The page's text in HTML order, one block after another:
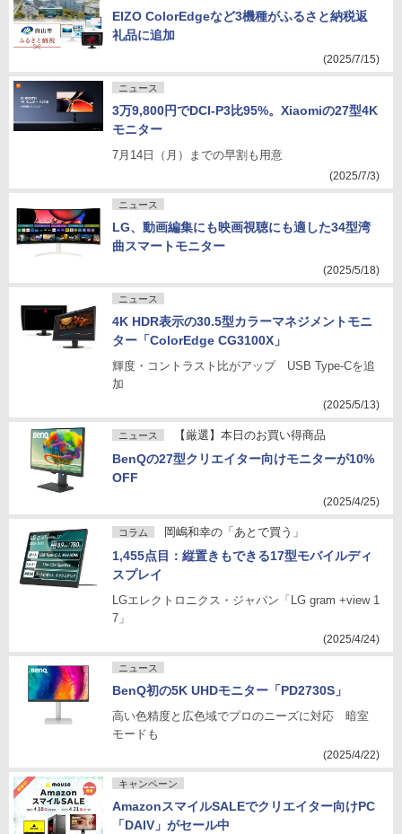
EIZO ColorEdgeなど3機種がふるさと納税返
礼品に追加
(2025/7/15)
ニュース
3万9,800円でDCI-P3比95%。Xiaomiの27型4K
モニター
7月14日（月）までの早割も用意
(2025/7/3)
ニュース
LG、動画編集にも映画視聴にも適した34型湾
曲スマートモニター
(2025/5/18)
ニュース
4K HDR表示の30.5型カラーマネジメントモニ
ター「ColorEdge CG3100X」
輝度・コントラスト比がアップ USB Type-Cを追
加
(2025/5/13)
ニュース 【厳選】本日のお買い得商品
BenQの27型クリエイター向けモニターが10%
OFF
(2025/4/25)
コラム 岡嶋和幸の「あとで買う」
1,455点目：縦置きもできる17型モバイルディ
スプレイ
LGエレクトロニクス・ジャパン「LG gram +view 1
7」
(2025/4/24)
ニュース
BenQ初の5K UHDモニター「PD2730S」
高い色精度と広色域でプロのニーズに対応 暗室
モードも
(2025/4/22)
キャンペーン
AmazonスマイルSALEでクリエイター向けPC
「DAIV」がセール中